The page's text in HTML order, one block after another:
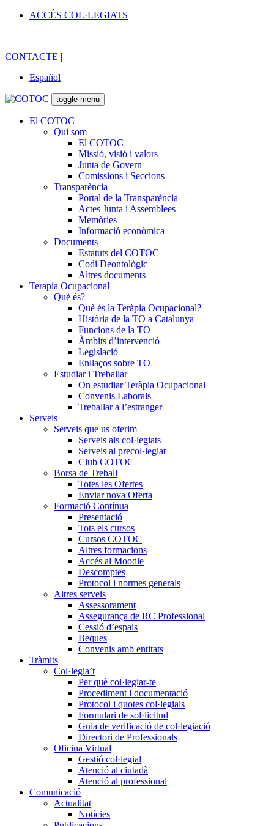
ACCÉS COL·LEGIATS
|
CONTACTE |
Español
toggle menu
El COTOC
Qui som
El COTOC
Missió, visió i valors
Junta de Govern
Comissions i Seccions
Transparència
Portal de la Transparència
Actes Junta i Assemblees
Memòries
Informació econòmica
Documents
Estatuts del COTOC
Codi Deontològic
Altres documents
Terapia Ocupacional
Què és?
Què és la Teràpia Ocupacional?
Història de la TO a Catalunya
Funcions de la TO
Àmbits d’intervenció
Legislació
Enllaços sobre TO
Estudiar i Treballar
On estudiar Teràpia Ocupacional
Convenis Laborals
Treballar a l’estranger
Serveis
Serveis que us oferim
Serveis als col·legiats
Serveis al precol·legiat
Club COTOC
Borsa de Treball
Totes les Ofertes
Enviar nova Oferta
Formació Contínua
Presentació
Tots els cursos
Cursos COTOC
Altres formacions
Accés al Moodle
Descomptes
Protocol i normes generals
Altres serveis
Assessorament
Assegurança de RC Professional
Cessió d’espais
Beques
Convenis amb entitats
Tràmits
Col·legia’t
Per què col·legiar-te
Procediment i documentació
Protocol i quotes col·legials
Formulari de sol·licitud
Guia de verificació de col·legiació
Directori de Professionals
Oficina Virtual
Gestió col·legial
Atenció al ciutadà
Atenció al professional
Comunicació
Actualitat
Notícies